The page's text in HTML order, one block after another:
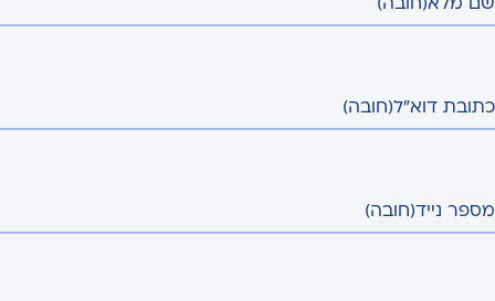
שם מלא(חובה)
כתובת דוא"ל(חובה)
מספר נייד(חובה)